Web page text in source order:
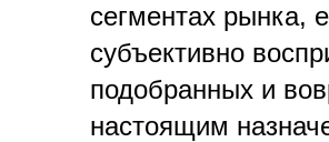
сегментах рынка,
субъективно
подобранных и
настоящим